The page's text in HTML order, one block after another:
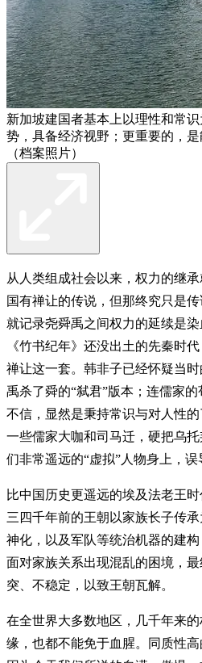
新加坡建国者基本上以理性和常
势，具备经济视野；更重要的，是
（档案照片）
从人类组成社会以来，权力的继
国有禅让的传说，但那终究只是
就记录尧舜禹之间权力的延续是
《竹书纪年》还没出土的先秦时
禅让这一套。韩非子已经怀疑当时
禹杀了舜的“弑君”版本；连儒家
不信，显然是秉持常识与对人性
一些儒家大咖和司马迁，硬把乌
们非常遥远的“虚拟”人物身上，误
比中国历史更遥远的埃及法老王
三四千年前的王朝以家族长子传
神化，以及军队等统治机器的建
面对家族关系出现混乱的困境，
突、不稳定，以致王朝瓦解。
在全世界大多数地区，几千年来
缘，也都不能免于血腥。同质性